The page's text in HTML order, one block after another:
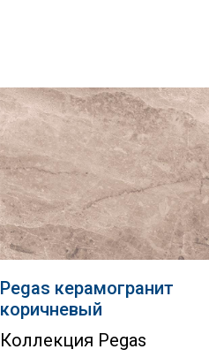
Pegas керамогранит
коричневый
Коллекция Pegas